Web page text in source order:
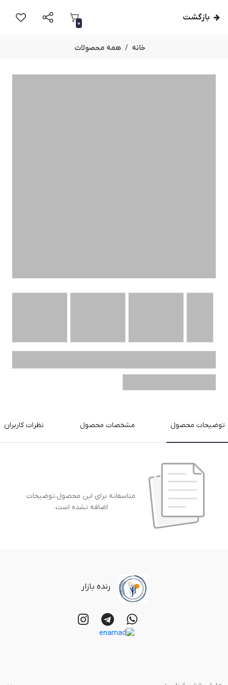
بازگشت
0
خانه همه محصولات
توضیحات محصول مشخصات محصول نظرات کاربران
متاسفانه برای این محصول،توضیحات
اضافه نشده است.
رنده بازار